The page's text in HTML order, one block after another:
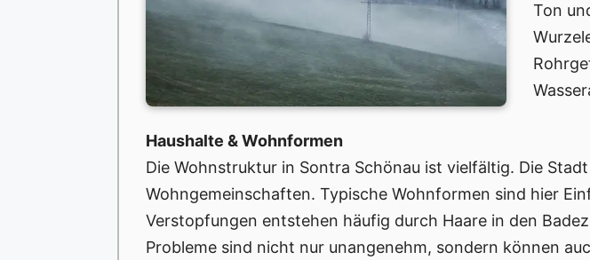
Ton
Haushalte & Wohnformen
Die Wohnstruktur in Sontra Schönau ist vielfältig. Die
Wohngemeinschaften. Typische Wohnformen sind hier
Verstopfungen entstehen häufig durch Haare in den
Probleme sind nicht nur unangenehm, sondern können